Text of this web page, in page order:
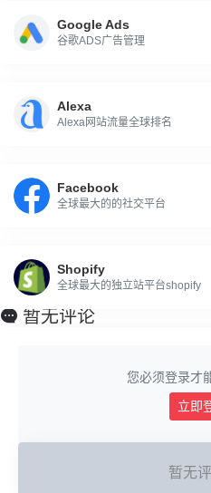
Google Ads
谷歌ADS广告管理
Alexa
Alexa网站流量全球排名
Facebook
全球最大的的社交平台
Shopify
全球最大的独立站平台shopify
暂无评论
您必须登录才
立即
暂无